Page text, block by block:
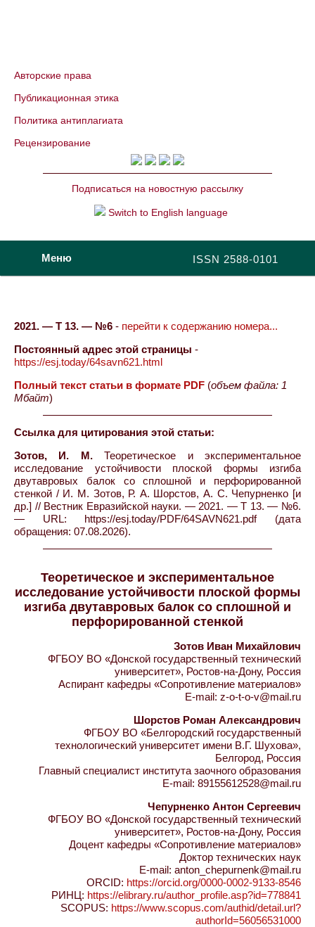
Авторские права
Публикационная этика
Политика антиплагиата
Рецензирование
Подписаться на новостную рассылку
Switch to English language
ISSN 2588-0101
Меню
2021. — Т 13. — №6 - перейти к содержанию номера...
Постоянный адрес этой страницы -
https://esj.today/64savn621.html
Полный текст статьи в формате PDF (объем файла: 1
Мбайт)
Ссылка для цитирования этой статьи:
Зотов, И. М.Теоретическое и экспериментальное
исследование устойчивости плоской формы изгиба
двутавровых балок со сплошной и перфорированной
стенкой / И. М. Зотов, Р. А. Шорстов, А. С. Чепурненко [и
др.] // Вестник Евразийской науки. — 2021. — Т 13. — №6.
— URL: https://esj.today/PDF/64SAVN621.pdf (дата
обращения: 07.08.2026).
Теоретическое и экспериментальное
исследование устойчивости плоской формы
изгиба двутавровых балок со сплошной и
перфорированной стенкой
Зотов Иван Михайлович
ФГБОУ ВО «Донской государственный технический
университет», Ростов-на-Дону, Россия
Аспирант кафедры «Сопротивление материалов»
E-mail: z-o-t-o-v@mail.ru
Шорстов Роман Александрович
ФГБОУ ВО «Белгородский государственный
технологический университет имени В.Г. Шухова»,
Белгород, Россия
Главный специалист института заочного образования
E-mail: 89155612528@mail.ru
Чепурненко Антон Сергеевич
ФГБОУ ВО «Донской государственный технический
университет», Ростов-на-Дону, Россия
Доцент кафедры «Сопротивление материалов»
Доктор технических наук
E-mail: anton_chepurnenk@mail.ru
ORCID: https://orcid.org/0000-0002-9133-8546
РИНЦ: https://elibrary.ru/author_profile.asp?id=778841
SCOPUS: https://www.scopus.com/authid/detail.url?
authorId=56056531000